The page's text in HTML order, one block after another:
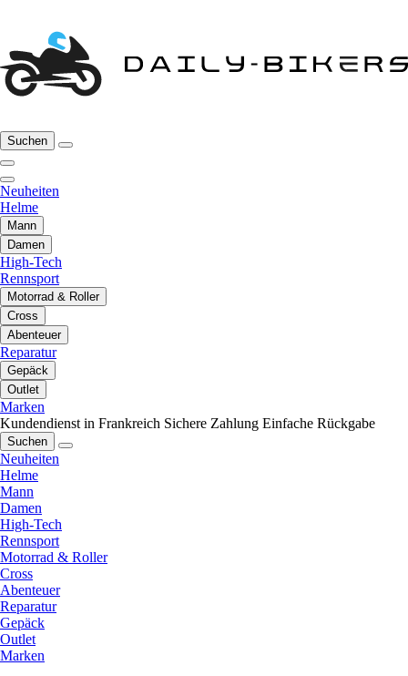
Suchen
Neuheiten
Helme
Mann
Damen
High-Tech
Rennsport
Motorrad & Roller
Cross
Abenteuer
Reparatur
Gepäck
Outlet
Marken
Kundendienst in Frankreich Sichere Zahlung Einfache Rückgabe
Suchen
Neuheiten
Helme
Mann
Damen
High-Tech
Rennsport
Motorrad & Roller
Cross
Abenteuer
Reparatur
Gepäck
Outlet
Marken